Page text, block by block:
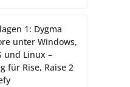
1: Dygma
unter Windows,
und Linux –
für Rise, Raise 2